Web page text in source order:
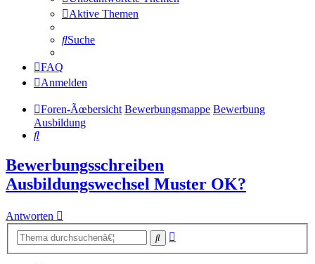
Aktive Themen
Suche
FAQ
Anmelden
Foren-Ãœbersicht Bewerbungsmappe Bewerbung
Ausbildung
Suche
Bewerbungsschreiben
Ausbildungswechsel Muster OK?
Antworten
Suche